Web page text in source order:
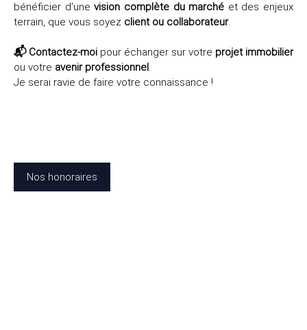
bénéficier d’unevision complète du marché et des enjeux
terrain, que vous soyez client ou collaborateur.
📬 Contactez-moi pour échanger sur votre projet immobilier
ou votre avenir professionnel.
Je serai ravie de faire votre connaissance !
Nos honoraires